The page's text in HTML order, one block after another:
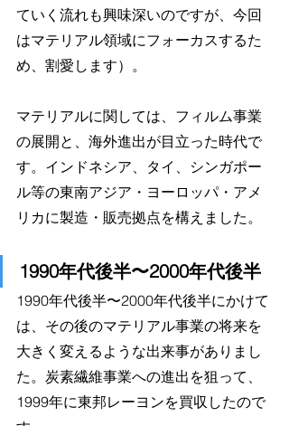
ていく流れも興味深いのですが、今回
はマテリアル領域にフォーカスするた
め、割愛します）。
マテリアルに関しては、フィルム事業
の展開と、海外進出が目立った時代で
す。インドネシア、タイ、シンガポー
ル等の東南アジア・ヨーロッパ・アメ
リカに製造・販売拠点を構えました。
1990年代後半〜2000年代後半
1990年代後半〜2000年代後半にかけて
は、その後のマテリアル事業の将来を
大きく変えるような出来事がありまし
た。炭素繊維事業への進出を狙って、
1999年に東邦レーヨンを買収したので